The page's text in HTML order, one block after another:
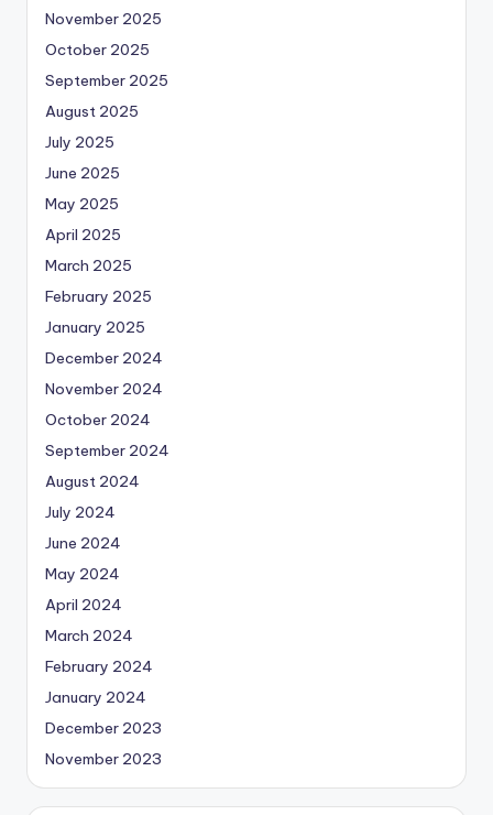
November 2025
October 2025
September 2025
August 2025
July 2025
June 2025
May 2025
April 2025
March 2025
February 2025
January 2025
December 2024
November 2024
October 2024
September 2024
August 2024
July 2024
June 2024
May 2024
April 2024
March 2024
February 2024
January 2024
December 2023
November 2023